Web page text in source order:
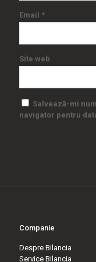
Email *
Site web
Salvează-mi
navigator pentru
Companie
Despre Bilancia
Service Bilancia